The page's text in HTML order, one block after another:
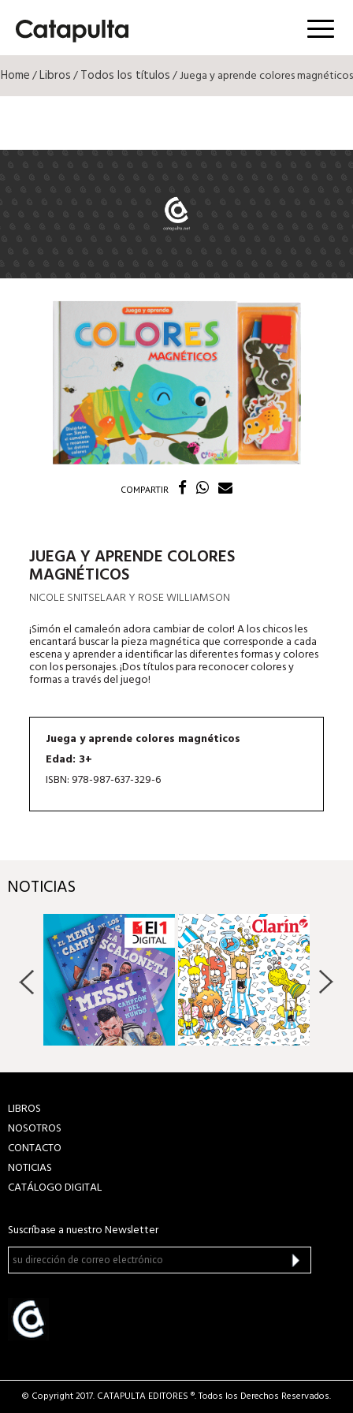
Menú
Home/Libros/Todos los títulos/ Juega y aprende colores magnéticos
COMPARTIR
JUEGA Y APRENDE COLORES
MAGNÉTICOS
NICOLE SNITSELAAR Y ROSE WILLIAMSON
¡Simón el camaleón adora cambiar de color! A los chicos les
encantará buscar la pieza magnética que corresponde a cada
escena y aprender a identificar las diferentes formas y colores
con los personajes. ¡Dos títulos para reconocer colores y
formas a través del juego!
Juega y aprende colores magnéticos
Edad: 3+
ISBN: 978-987-637-329-6
NOTICIAS
LIBROS
NOSOTROS
CONTACTO
NOTICIAS
CATÁLOGO DIGITAL
Suscríbase a nuestro Newsletter
© Copyright 2017. CATAPULTA EDITORES ®. Todos los Derechos Reservados.